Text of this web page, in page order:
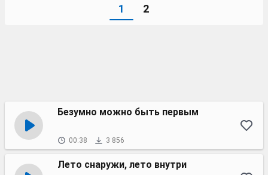
1 2
Безумно можно быть первым
00:38 3 856
Лето снаружи, лето внутри